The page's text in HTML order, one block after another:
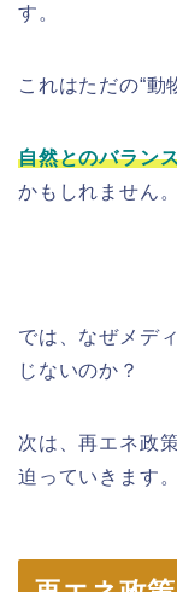
す。
これはただの“動
自然とのバラン
かもしれません。
では、なぜメデ
じないのか？
次は、再エネ政
迫っていきます。